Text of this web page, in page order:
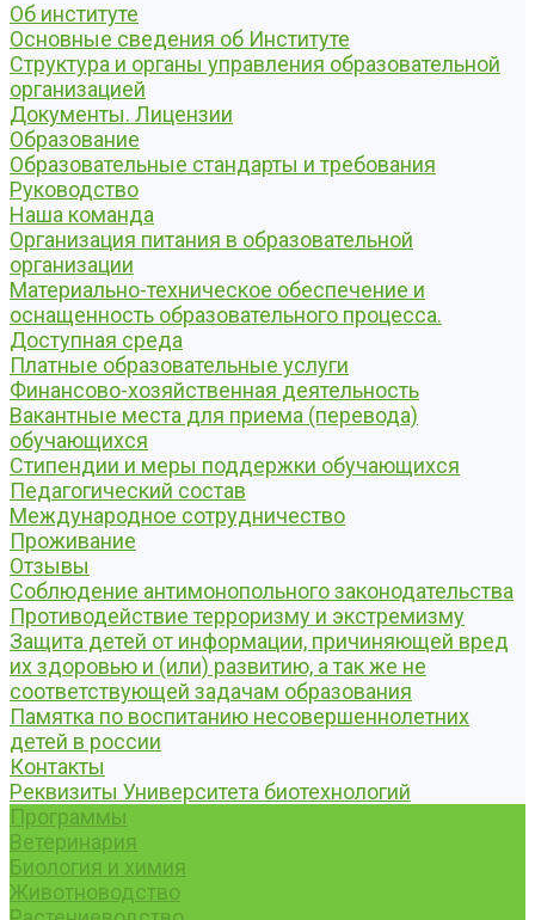
Об институте
Основные сведения об Институте
Структура и органы управления образовательной
организацией
Документы. Лицензии
Образование
Образовательные стандарты и требования
Руководство
Наша команда
Организация питания в образовательной
организации
Материально-техническое обеспечение и
оснащенность образовательного процесса.
Доступная среда
Платные образовательные услуги
Финансово-хозяйственная деятельность
Вакантные места для приема (перевода)
обучающихся
Стипендии и меры поддержки обучающихся
Педагогический состав
Международное сотрудничество
Проживание
Отзывы
Соблюдение антимонопольного законодательства
Противодействие терроризму и экстремизму
Защита детей от информации, причиняющей вред
их здоровью и (или) развитию, а так же не
соответствующей задачам образования
Памятка по воспитанию несовершеннолетних
детей в россии
Контакты
Реквизиты Университета биотехнологий
Программы
Ветеринария
Биология и химия
Животноводство